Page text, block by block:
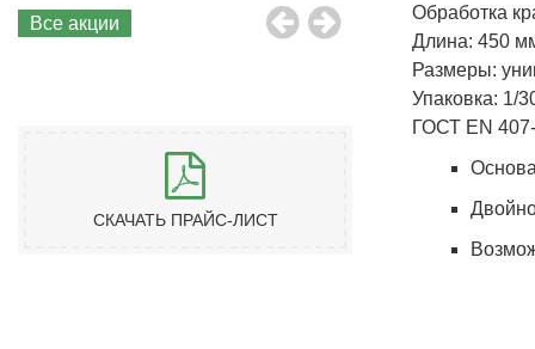
Все акции
СКАЧАТЬ ПРАЙС-ЛИСТ
Обработка
Длина: 450
Размеры:
Упаковка: 1/
ГОСТ EN